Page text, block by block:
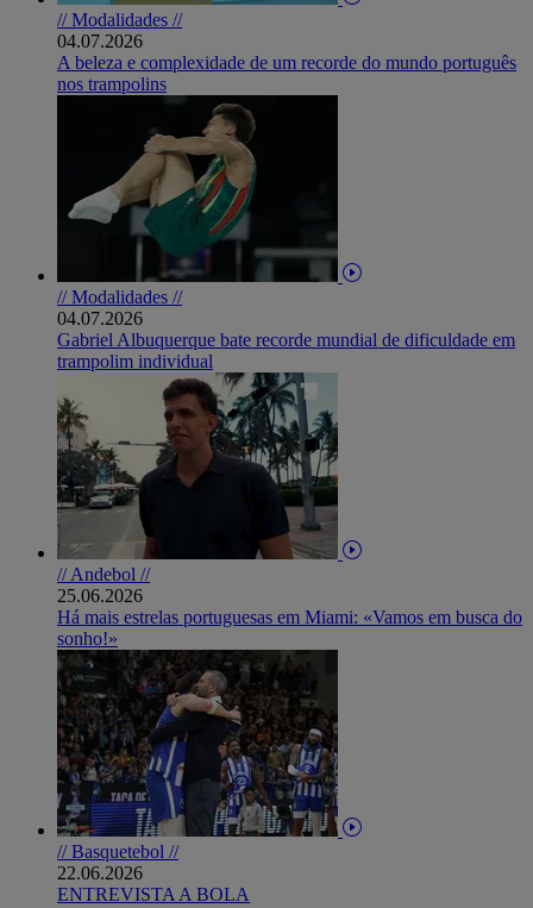
// Modalidades //
04.07.2026
A beleza e complexidade de um recorde do mundo português
nos trampolins
// Modalidades //
04.07.2026
Gabriel Albuquerque bate recorde mundial de dificuldade em
trampolim individual
// Andebol //
25.06.2026
Há mais estrelas portuguesas em Miami: «Vamos em busca do
sonho!»
// Basquetebol //
22.06.2026
ENTREVISTA A BOLA